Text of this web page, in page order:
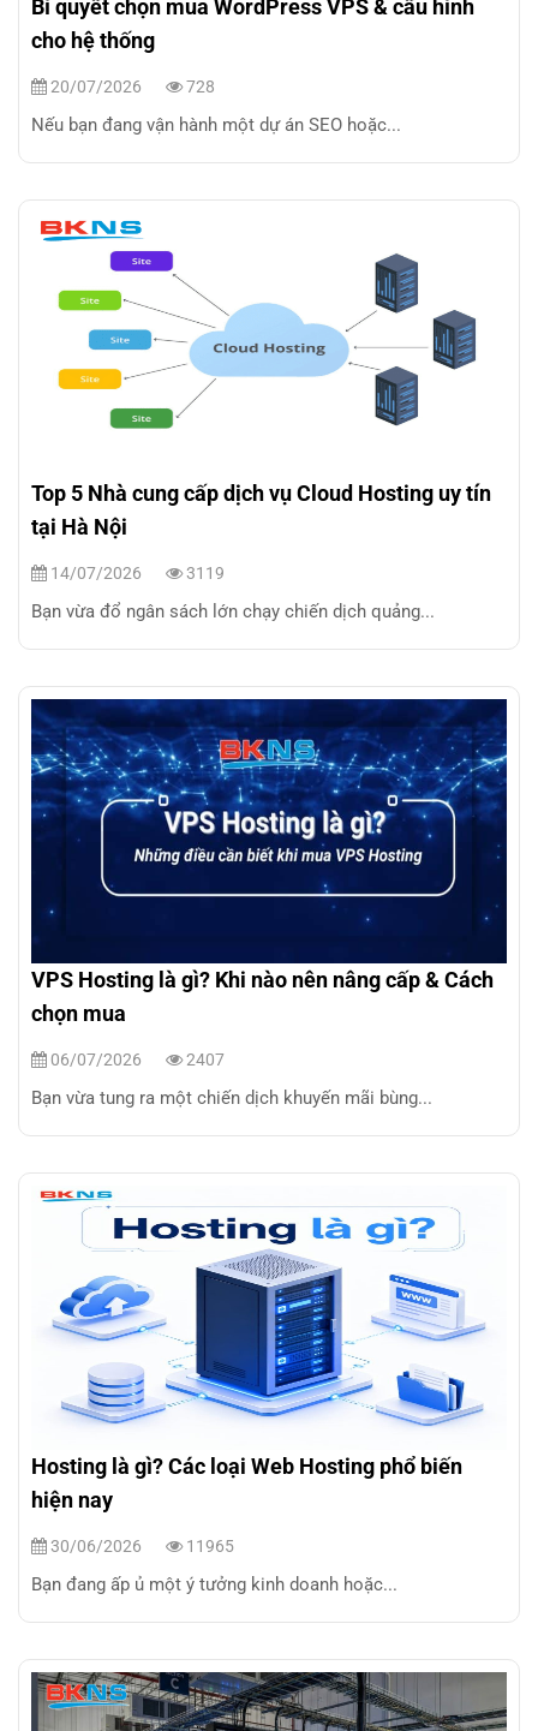
Bí quyết chọn mua WordPress VPS & cấu hình
cho hệ thống
20/07/2026 728
Nếu bạn đang vận hành một dự án SEO hoặc...
Top 5 Nhà cung cấp dịch vụ Cloud Hosting uy tín
tại Hà Nội
14/07/2026 3119
Bạn vừa đổ ngân sách lớn chạy chiến dịch quảng...
VPS Hosting là gì? Khi nào nên nâng cấp & Cách
chọn mua
06/07/2026 2407
Bạn vừa tung ra một chiến dịch khuyến mãi bùng...
Hosting là gì? Các loại Web Hosting phổ biến
hiện nay
30/06/2026 11965
Bạn đang ấp ủ một ý tưởng kinh doanh hoặc...